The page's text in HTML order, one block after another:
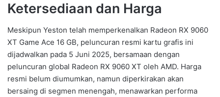
Ketersediaan dan Harga
Meskipun Yeston telah memperkenalkan Radeon RX 9060
XT Game Ace 16 GB, peluncuran resmi kartu grafis ini
dijadwalkan pada 5 Juni 2025, bersamaan dengan
peluncuran global Radeon RX 9060 XT oleh AMD. Harga
resmi belum diumumkan, namun diperkirakan akan
bersaing di segmen menengah, menawarkan performa